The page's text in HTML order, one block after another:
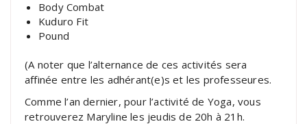
Body Combat
Kuduro Fit
Pound
(A noter que l’alternance de ces activités sera
affinée entre les adhérant(e)s et les professeures.
Comme l’an dernier, pour l’activité de Yoga, vous
retrouverez Maryline les jeudis de 20h à 21h.